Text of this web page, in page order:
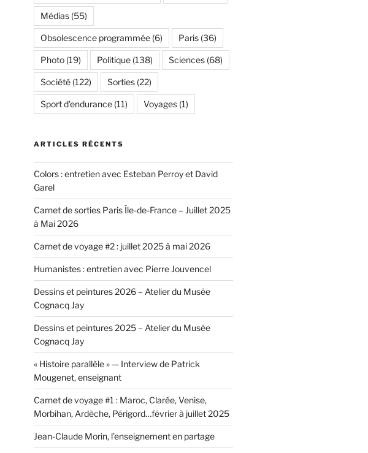
Médias(55)
Obsolescence programmée(6) Paris(36)
Photo(19) Politique(138) Sciences(68)
Société(122) Sorties(22)
Sport d'endurance(11) Voyages(1)
ARTICLES RÉCENTS
Colors : entretien avec Esteban Perroy et David
Garel
Carnet de sorties Paris Île-de-France – Juillet 2025
à Mai 2026
Carnet de voyage #2 : juillet 2025 à mai 2026
Humanistes : entretien avec Pierre Jouvencel
Dessins et peintures 2026 – Atelier du Musée
Cognacq Jay
Dessins et peintures 2025 – Atelier du Musée
Cognacq Jay
« Histoire parallèle » — Interview de Patrick
Mougenet, enseignant
Carnet de voyage #1 : Maroc, Clarée, Venise,
Morbihan, Ardèche, Périgord…février à juillet 2025
Jean-Claude Morin, l’enseignement en partage